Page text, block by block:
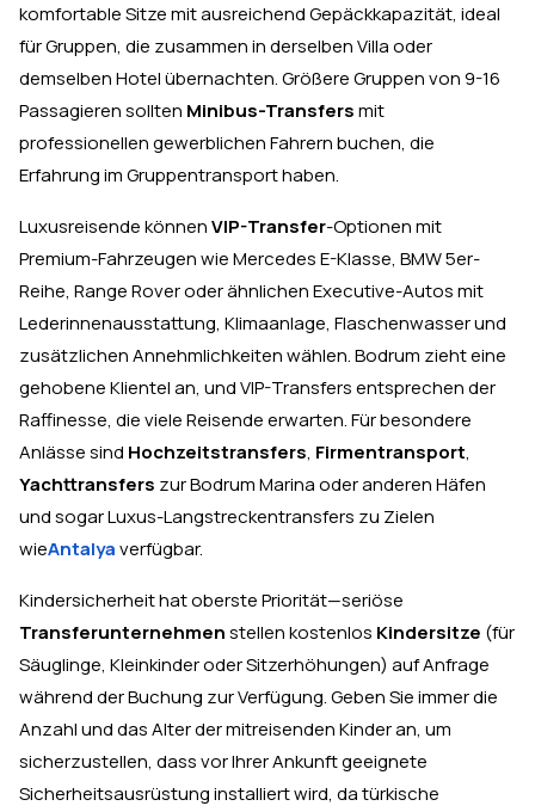
komfortable Sitze mit ausreichend Gepäckkapazität, ideal
für Gruppen, die zusammen in derselben Villa oder
demselben Hotel übernachten. Größere Gruppen von 9-16
Passagieren sollten Minibus-Transfersmit
professionellen gewerblichen Fahrern buchen, die
Erfahrung im Gruppentransport haben.
Luxusreisende könnenVIP-Transfer-Optionen mit
Premium-Fahrzeugen wie Mercedes E-Klasse, BMW 5er-
Reihe, Range Rover oder ähnlichen Executive-Autos mit
Lederinnenausstattung, Klimaanlage, Flaschenwasser und
zusätzlichen Annehmlichkeiten wählen. Bodrum zieht eine
gehobene Klientel an, und VIP-Transfers entsprechen der
Raffinesse, die viele Reisende erwarten. Für besondere
Anlässe sind Hochzeitstransfers, Firmentransport,
Yachttransfers zur Bodrum Marina oder anderen Häfen
und sogar Luxus-Langstreckentransfers zu Zielen
wieAntalyaverfügbar.
Kindersicherheit hat oberste Priorität—seriöse
Transferunternehmenstellen kostenlos Kindersitze (für
Säuglinge, Kleinkinder oder Sitzerhöhungen) auf Anfrage
während der Buchung zur Verfügung. Geben Sie immer die
Anzahl und das Alter der mitreisenden Kinder an, um
sicherzustellen, dass vor Ihrer Ankunft geeignete
Sicherheitsausrüstung installiert wird, da türkische